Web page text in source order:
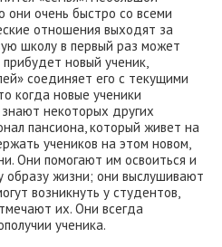
они очень быстро со всеми
отношения выходят за
школу в первый раз может
новый ученик,
соединяет его с текущими
когда новые ученики
некоторых других
пансиона, который живет на
учеников на этом новом,
Они помогают им освоиться и
образу жизни; они выслушивают
возникнуть у студентов,
их. Они всегда
ученика.